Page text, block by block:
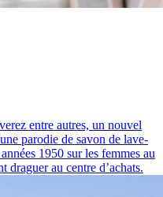
entre autres, un nouvel
parodie de savon de lave-
1950 sur les femmes au
draguer au centre d’achats.